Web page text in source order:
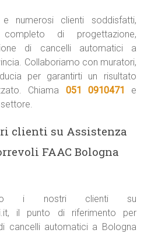
numerosi clienti soddisfatti,
di progettazione,
di cancelli automatici a
Collaboriamo con muratori,
per garantirti un risultato
Chiama 051 0910471 e
clienti su Assistenza
FAAC Bologna
i nostri clienti su
il punto di riferimento per
cancelli automatici a Bologna